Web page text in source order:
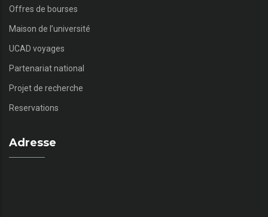
Offres de bourses
Maison de l’université
UCAD voyages
Partenariat national
Projet de recherche
Reservations
Adresse